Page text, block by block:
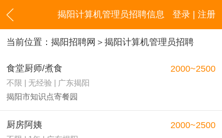
登录 | 注册
揭阳计算机管理员招聘信息
当前位置： 揭阳招聘网 ＞揭阳计算机管理员招聘
食堂厨师/煮食
不限 | 无经验 | 广东揭阳
揭阳市知识点寄餐园
2000~2500
厨房阿姨 2000~2500